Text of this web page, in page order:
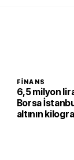
FINANS
6,5 milyon
Borsa
altının